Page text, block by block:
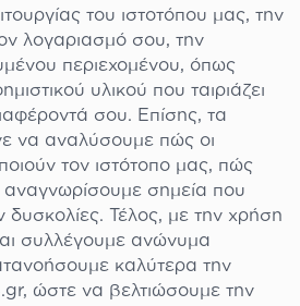
του ιστοτόπου μας, την
λογαριασμό σου, την
περιεχομένου, όπως
υλικού που ταιριάζει
σου. Επίσης, τα
να αναλύσουμε πώς οι
τον ιστότοπο μας, πώς
αναγνωρίσουμε σημεία που
δυσκολίες. Τέλος, με την χρήση
συλλέγουμε ανώνυμα
καλύτερα την
ώστε να βελτιώσουμε την